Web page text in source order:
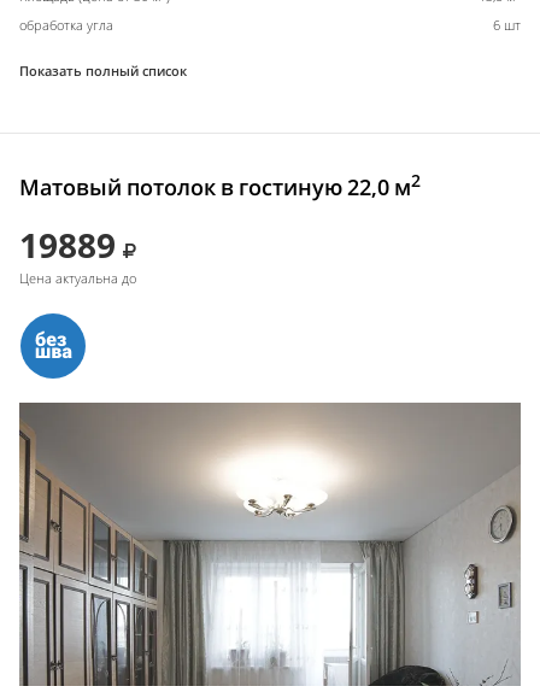
обработка угла
6 шт
Показать полный список
Матовый потолок в гостиную 22,0 м2
19889
Цена актуальна до